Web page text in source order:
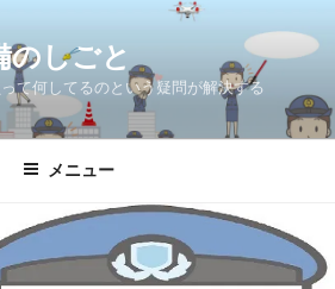
のしごと
て何してるのという疑問が解決する
メニュー